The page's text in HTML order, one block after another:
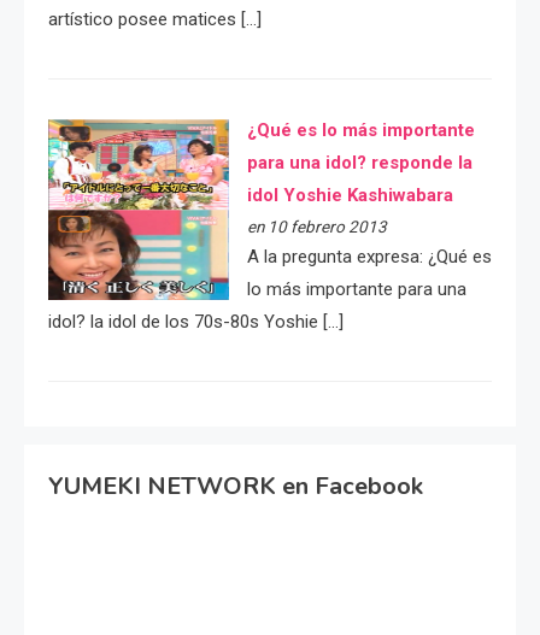
artístico posee matices […]
¿Qué es lo más importante
para una idol? responde la
idol Yoshie Kashiwabara
en 10 febrero 2013
A la pregunta expresa: ¿Qué es
lo más importante para una
idol? la idol de los 70s-80s Yoshie […]
YUMEKI NETWORK en Facebook